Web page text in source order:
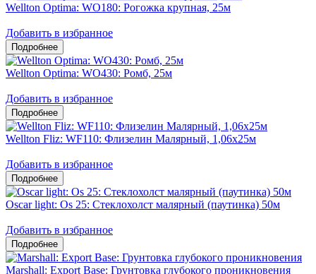
Wellton Optima: WO180: Рогожка крупная, 25м
Добавить в избранное
Wellton Optima: WO430: Ромб, 25м
Добавить в избранное
Wellton Fliz: WF110: Флизелин Малярный, 1,06х25м
Добавить в избранное
Oscar light: Os 25: Стеклохолст малярный (паутинка) 50м
Добавить в избранное
Marshall: Export Base: Грунтовка глубокого проникновения